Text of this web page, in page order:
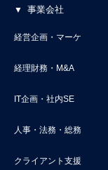
事業会社
経営企画・マーケ
経理財務・M&A
IT企画・社内SE
人事・法務・総務
クライアント支援